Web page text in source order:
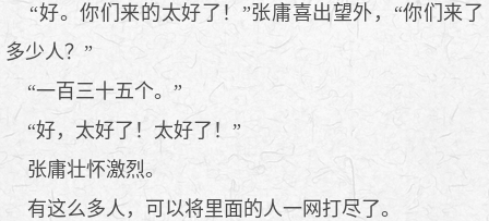
“好。你们来的太好了！”张庸喜出望外，“你们来了
多少人？”
“一百三十五个。”
“好，太好了！太好了！”
张庸壮怀激烈。
有这么多人，可以将里面的人一网打尽了。